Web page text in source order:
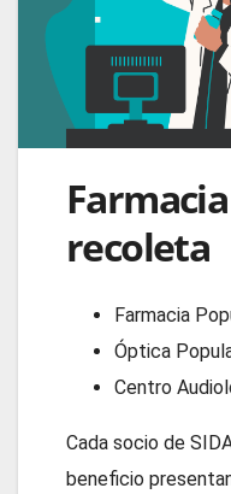
recoleta
Farmacia
Óptica
Centro
Cada socio de
beneficio